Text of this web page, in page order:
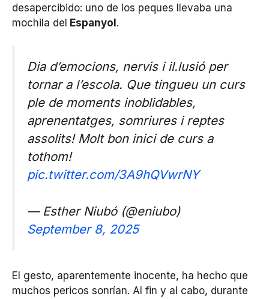
desapercibido: uno de los peques llevaba una
mochila del Espanyol.
Dia d’emocions, nervis i il.lusió per
tornar a l’escola. Que tingueu un curs
ple de moments inoblidables,
aprenentatges, somriures i reptes
assolits! Molt bon inici de curs a
tothom!
pic.twitter.com/3A9hQVwrNY
— Esther Niubó (@eniubo)
September 8, 2025
El gesto, aparentemente inocente, ha hecho que
muchos pericos sonrían. Al fin y al cabo, durante